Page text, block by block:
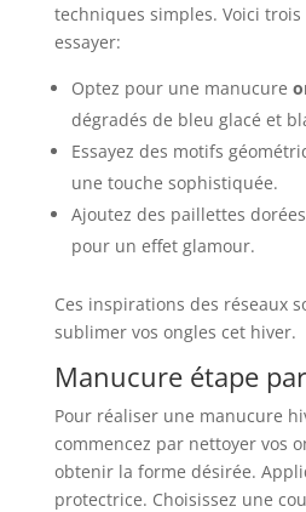
techniques simples. Voici trois
essayer:
Optez pour une manucure
dégradés de bleu glacé et
Essayez des motifs
une touche sophistiquée.
Ajoutez des paillettes
pour un effet glamour.
Ces inspirations des réseaux
sublimer vos ongles cet hiver.
Manucure étape
Pour réaliser une manucure
commencez par nettoyer vos
obtenir la forme désirée.
protectrice. Choisissez une